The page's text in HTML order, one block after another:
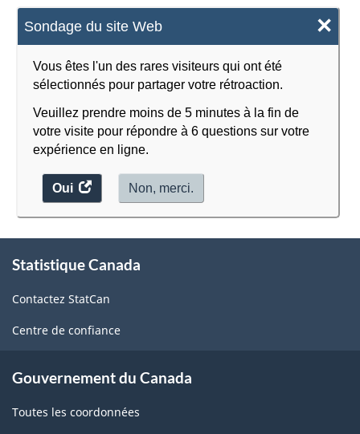
Sondage du site Web ×
Vous êtes l'un des rares visiteurs qui ont été
sélectionnés pour partager votre rétroaction.
Veuillez prendre moins de 5 minutes à la fin de
votre visite pour répondre à 6 questions sur votre
expérience en ligne.
Oui
accéder
au
Non, merci.
propos
ce
site
Statistique Canada
Contactez StatCan
Centre de confiance
Gouvernement du Canada
Toutes les coordonnées